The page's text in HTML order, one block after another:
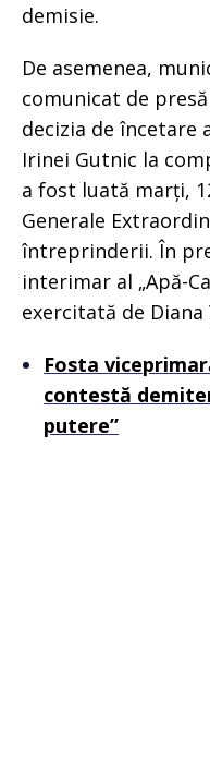
demisie.
De asemenea,
comunicat de
decizia de încetare
Irinei Gutnic la
a fost luată marți,
Generale
întreprinderii. În
interimar al „Apă-
exercitată de Diana
Fosta
contestă
putere”